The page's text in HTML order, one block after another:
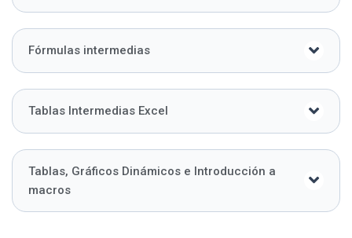
Fórmulas intermedias
Tablas Intermedias Excel
Tablas, Gráficos Dinámicos e Introducción a
macros